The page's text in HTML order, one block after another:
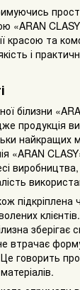
«ARAN
красою та
і
білизни
продукція
найкращих
«ARAN
зберігає
втрачає
говорить про